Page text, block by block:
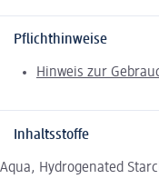
Pflichthinweise
Hinweis zur
Inhaltsstoffe
Aqua, Hydrogenated